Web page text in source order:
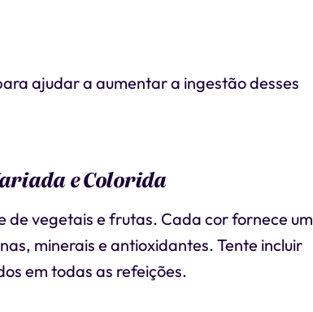
ajudar a aumentar a ingestão desses
e Colorida
de vegetais e frutas. Cada cor fornece um
minerais e antioxidantes. Tente incluir
em todas as refeições.